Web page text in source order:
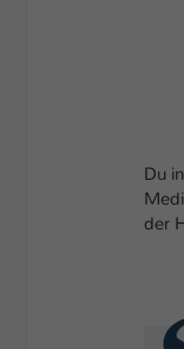
Du
der